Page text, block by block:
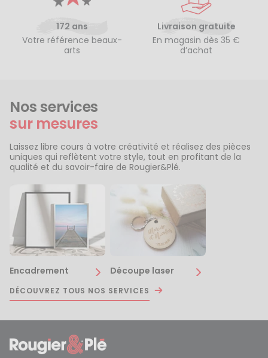
172 ans
Votre référence beaux-
arts
Livraison gratuite
En magasin dès 35 €
d’achat
Nos services
sur mesures
Laissez libre cours à votre créativité et réalisez des pièces
uniques qui reflètent votre style, tout en profitant de la
qualité et du savoir-faire de Rougier&Plé.
Encadrement Découpe laser
DÉCOUVREZ TOUS NOS SERVICES